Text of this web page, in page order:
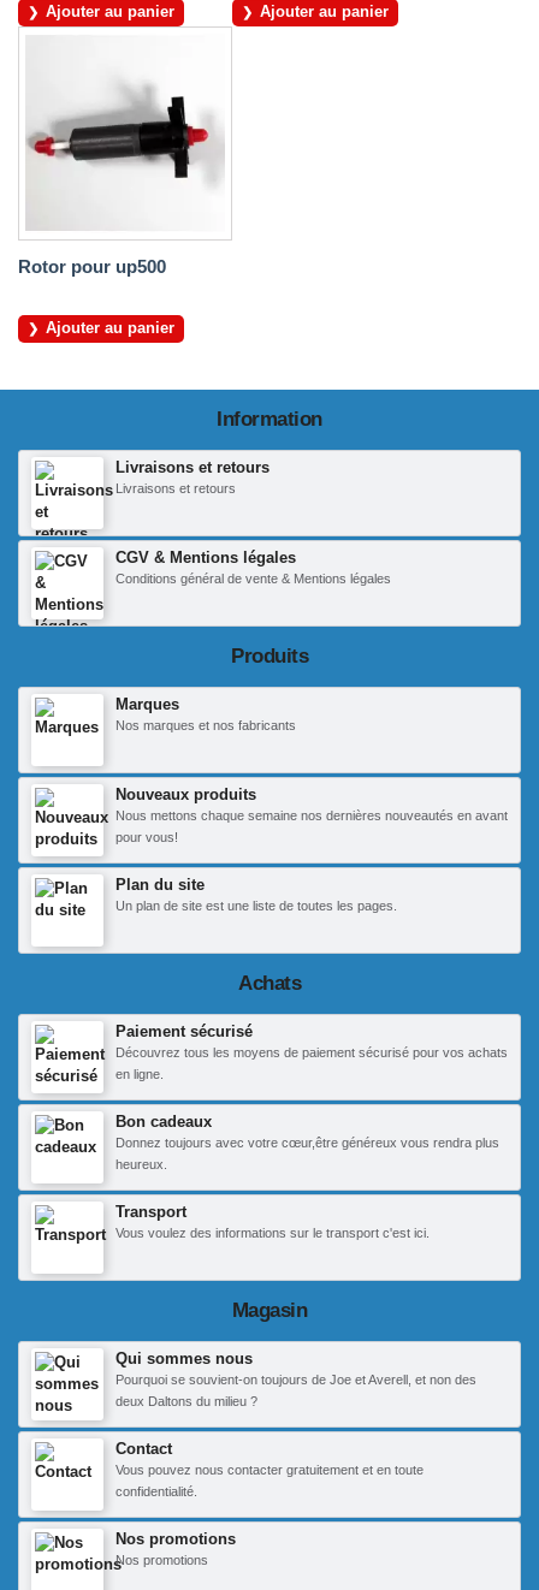
Ajouter au panier Ajouter au panier
Rotor pour up500
Ajouter au panier
Information
Livraisons et retours
Livraisons et retours
CGV & Mentions légales
Conditions général de vente & Mentions légales
Produits
Marques
Nos marques et nos fabricants
Nouveaux produits
Nous mettons chaque semaine nos dernières nouveautés en avant
pour vous!
Plan du site
Un plan de site est une liste de toutes les pages.
Achats
Paiement sécurisé
Découvrez tous les moyens de paiement sécurisé pour vos achats
en ligne.
Bon cadeaux
Donnez toujours avec votre cœur,être généreux vous rendra plus
heureux.
Transport
Vous voulez des informations sur le transport c'est ici.
Magasin
Qui sommes nous
Pourquoi se souvient-on toujours de Joe et Averell, et non des
deux Daltons du milieu ?
Contact
Vous pouvez nous contacter gratuitement et en toute
confidentialité.
Nos promotions
Nos promotions